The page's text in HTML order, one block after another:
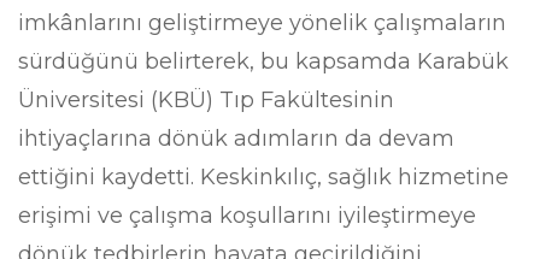
imkânlarını geliştirmeye yönelik çalışmaların
sürdüğünü belirterek, bu kapsamda Karabük
Üniversitesi (KBÜ) Tıp Fakültesinin
ihtiyaçlarına dönük adımların da devam
ettiğini kaydetti. Keskinkılıç, sağlık hizmetine
erişimi ve çalışma koşullarını iyileştirmeye